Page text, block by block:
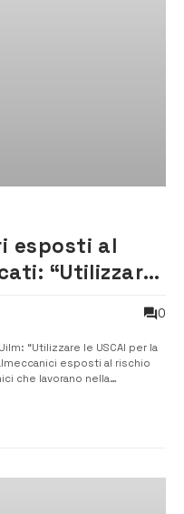
esposti al
“Utilizzare
0
“Utilizzare le USCAI per la
esposti al rischio
che lavorano nella
nei fatti ritenuti esse...